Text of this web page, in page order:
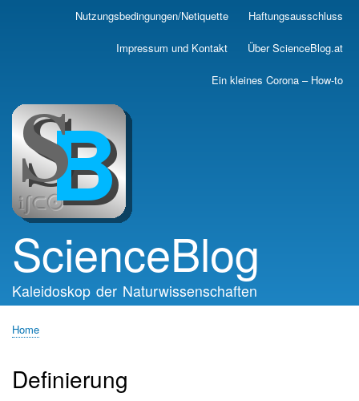
Skip
main
Nutzungsbedingungen/Netiquette Haftungsausschluss
Impressum und Kontakt Über ScienceBlog.at
Ein kleines Corona – How-to
ScienceBlog
Kaleidoskop der Naturwissenschaften
Home
Definierung